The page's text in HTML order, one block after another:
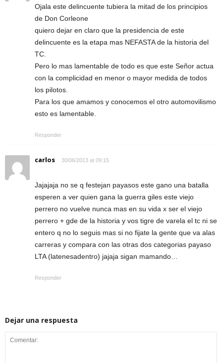
Ojala este delincuente tubiera la mitad de los principios
de Don Corleone
quiero dejar en claro que la presidencia de este
delincuente es la etapa mas NEFASTA de la historia del
TC.
Pero lo mas lamentable de todo es que este Señor actua
con la complicidad en menor o mayor medida de todos
los pilotos.
Para los que amamos y conocemos el otro automovilismo
esto es lamentable.
Responder
carlos 30/06/2013 at 09:15
Jajajaja no se q festejan payasos este gano una batalla
esperen a ver quien gana la guerra giles este viejo
perrero no vuelve nunca mas en su vida x ser el viejo
perrero + gde de la historia y vos tigre de varela el tc ni se
entero q no lo seguis mas si no fijate la gente que va alas
carreras y compara con las otras dos categorias payaso
LTA (latenesadentro) jajaja sigan mamando…
Responder
Dejar una respuesta